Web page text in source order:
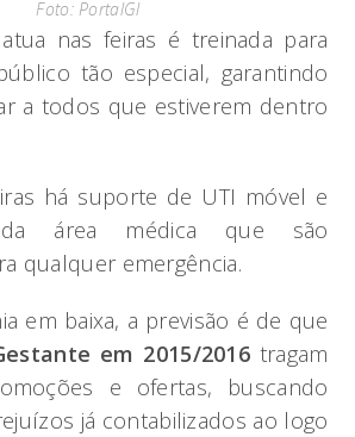
Foto: PortalGl
nas feiras é treinada para
tão especial, garantindo
a todos que estiverem dentro
há suporte de UTI móvel e
da área médica que são
qualquer emergência.
em baixa, a previsão é de que
em 2015/2016 tragam
e ofertas, buscando
já contabilizados ao logo